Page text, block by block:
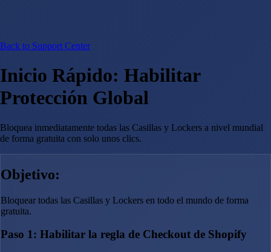
Back to Support Center
Inicio Rápido: Habilitar
Protección Global
Bloquea inmediatamente todas las Casillas y Lockers a nivel mundial
de forma gratuita con solo unos clics.
Objetivo:
Bloquear todas las Casillas y Lockers en todo el mundo de forma
gratuita.
Paso 1: Habilitar la regla de Checkout de Shopify